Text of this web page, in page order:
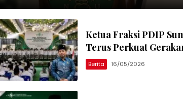
Ketua Fraksi PDIP
Terus Perkuat
Berita 16/05/2026